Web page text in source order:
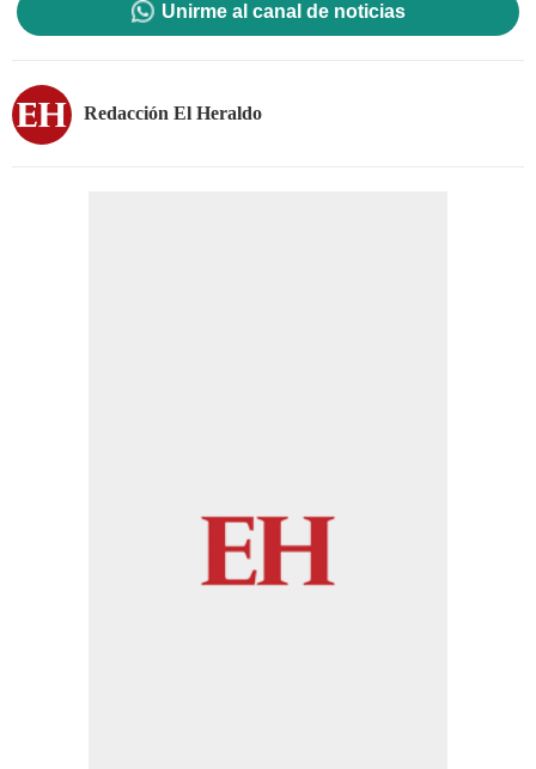
Unirme al canal de noticias
Redacción El Heraldo